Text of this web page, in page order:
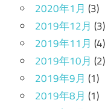
2020年1月 (3)
2019年12月 (3)
2019年11月 (4)
2019年10月 (2)
2019年9月 (1)
2019年8月 (1)